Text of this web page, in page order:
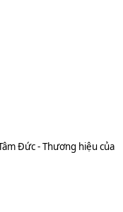
Đức - Thương hiệu của